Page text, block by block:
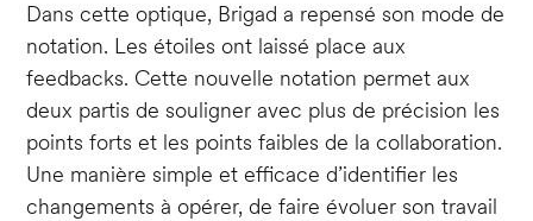
Dans cette optique, Brigad a repensé son mode de
notation. Les étoiles ont laissé place aux
feedbacks. Cette nouvelle notation permet aux
deux partis de souligner avec plus de précision les
points forts et les points faibles de la collaboration.
Une manière simple et efficace d’identifier les
changements à opérer, de faire évoluer son travail